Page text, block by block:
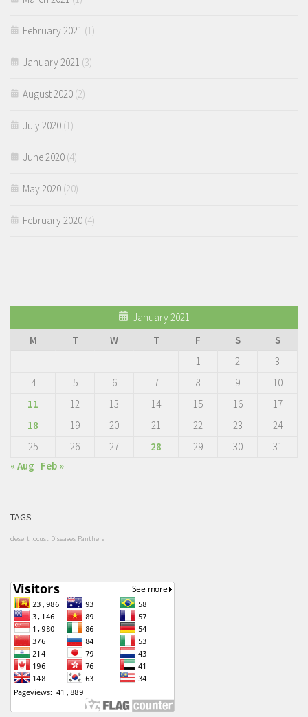
February 2021 (1)
January 2021 (3)
August 2020 (2)
July 2020 (1)
June 2020 (4)
May 2020 (20)
February 2020 (4)
January 2021
M
T W T F S
S
1
2
3
4
5 6 7 8 9
10
11
12 13 14 15 16
17
18
19 20 21 22 23
24
25
26 27 28 29 30
31
« Aug Feb »
TAGS
desert locust Diseases Panthera